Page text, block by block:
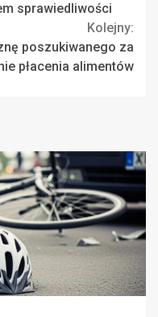
sprawiedliwości
Kolejny:
poszukiwanego za
płacenia alimentów